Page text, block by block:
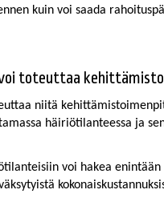
kuin voi saada
toteuttaa
niitä
häiriötilanteessa ja
voi hakea enintään